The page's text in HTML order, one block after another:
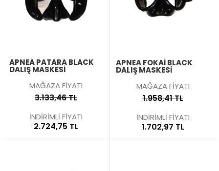
APNEA PATARA BLACK
DALIŞ MASKESI
MAĞAZA FİYATI
3.133,46 TL
İNDİRİMLİ FİYATI
2.724,75 TL
APNEA FOKAI BLACK
DALIŞ MASKESI
MAĞAZA FİYATI
1.958,41 TL
İNDİRİMLİ FİYATI
1.702,97 TL